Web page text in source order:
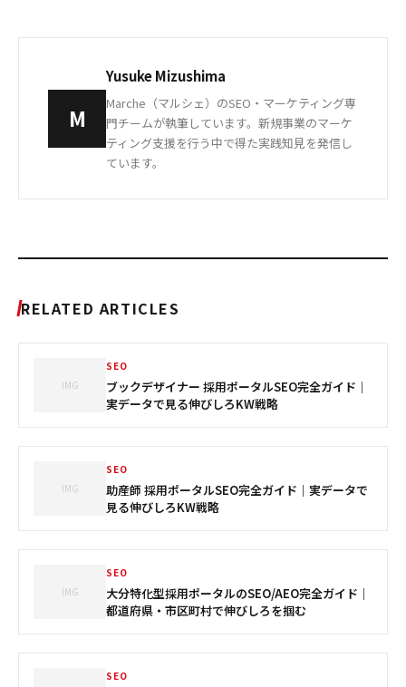
M
Yusuke Mizushima
Marche（マルシェ）のSEO・マーケティング専
門チームが執筆しています。新規事業のマーケ
ティング支援を行う中で得た実践知見を発信し
ています。
RELATED ARTICLES
IMG
SEO
ブックデザイナー 採用ポータルSEO完全ガイド｜
実データで見る伸びしろKW戦略
IMG
SEO
助産師 採用ポータルSEO完全ガイド｜実データで
見る伸びしろKW戦略
IMG
SEO
大分特化型採用ポータルのSEO/AEO完全ガイド｜
都道府県・市区町村で伸びしろを掴む
SEO